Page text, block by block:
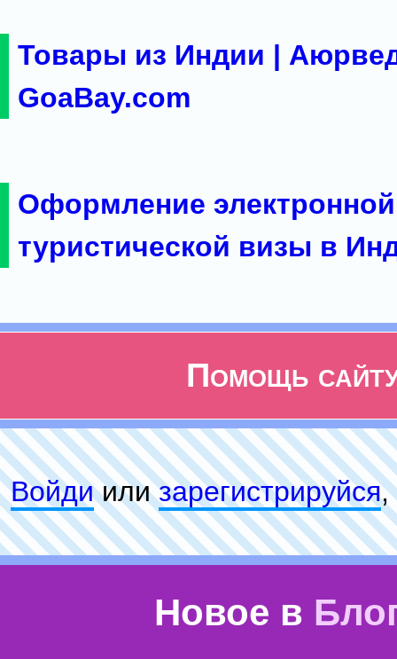
Товары из Индии |
GoaBay.com
Оформление электронной
туристической визы в
Помощь
Войдиилизарeгиcтpируйся,
Новое в